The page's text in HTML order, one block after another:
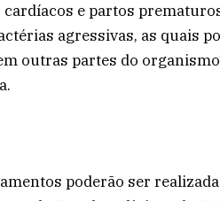
e partos
agressivas, as quais
outras partes do
poderão ser